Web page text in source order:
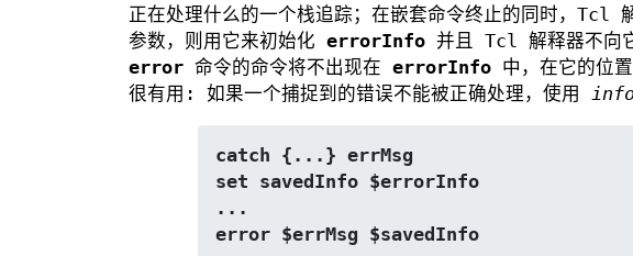
正在处理什么的一个栈追踪；在嵌套命令终止的同时，Tcl
参数，则用它来初始化 errorInfo 并且 Tcl 解释器不向
error 命令的命令将不出现在 errorInfo 中，在它的位
很有用: 如果一个捕捉到的错误不能被正确处理，使用
catch {...} errMsg
set savedInfo $errorInfo
...
error $errMsg $savedInfo